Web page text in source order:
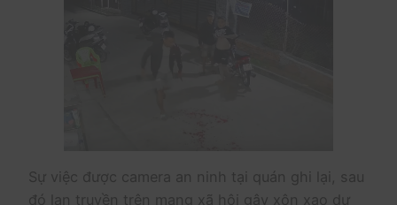
Sự việc được camera an ninh tại quán ghi lại, sau
đó lan truyền trên mạng xã hội gây xôn xao dư